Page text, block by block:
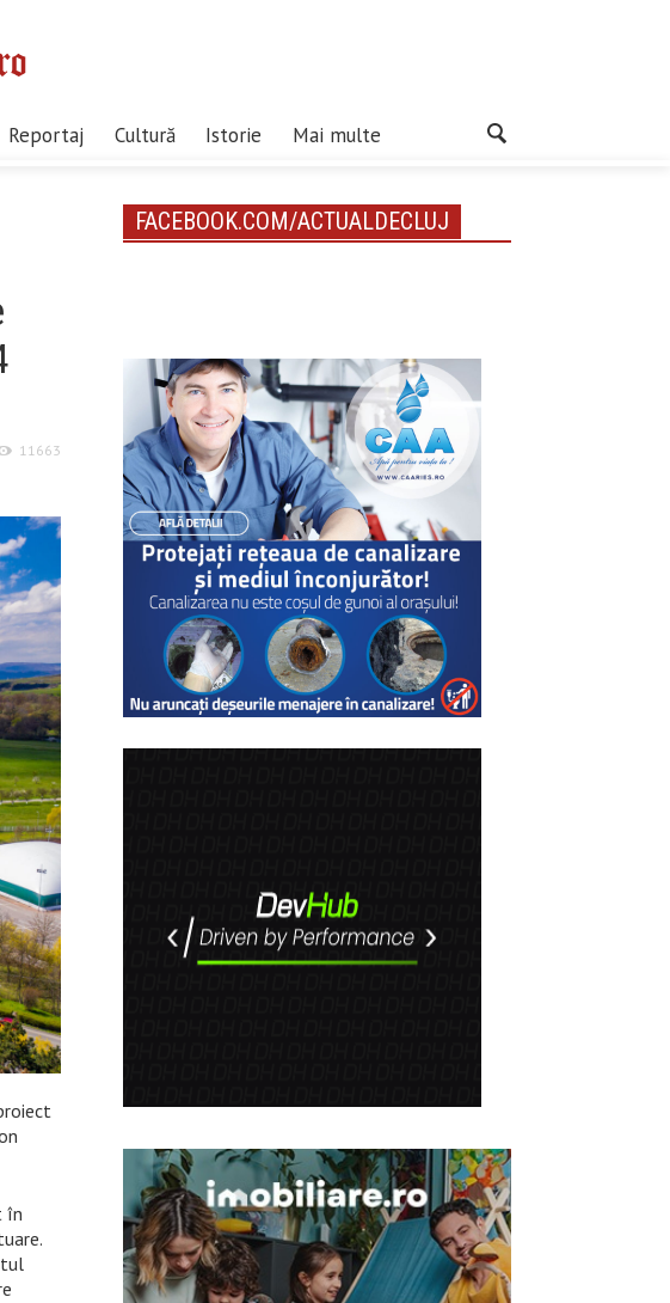
Reportaj Cultură Istorie Mai multe
11663
în
FACEBOOK.COM/ACTUALDECLUJ